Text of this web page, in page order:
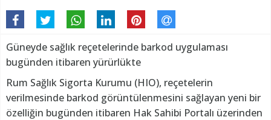
Güneyde sağlık reçetelerinde barkod uygulaması
bugünden itibaren yürürlükte
Rum Sağlık Sigorta Kurumu (HIO), reçetelerin
verilmesinde barkod görüntülenmesini sağlayan yeni bir
özelliğin bugünden itibaren Hak Sahibi Portalı üzerinden